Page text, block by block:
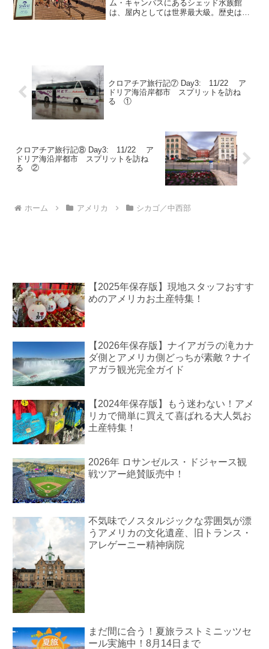
Astronomy Museum
ム・キャンパスにあるシェッド水族館
は、屋内としては世界最大級。歴史は古
クロアチア旅行記⑦ Day3: 11/22 ア
ドリア海沿岸都市 スプリットを訪ね
る ①
クロアチア旅行記⑧ Day3: 11/22 ア
ドリア海沿岸都市 スプリットを訪ね
る ②
ホーム アメリカ シカゴ／中西部
【2025年保存版】現地スタッフおすす
めのアメリカお土産特集！
【2026年保存版】ナイアガラの滝カナ
ダ側とアメリカ側どっちが素敵？ナイ
アガラ観光完全ガイド
【2024年保存版】もう迷わない！アメ
リカで簡単に買えて喜ばれる大人気お
土産特集！
2026年 ロサンゼルス・ドジャース観
戦ツアー絶賛販売中！
不気味でノスタルジックな雰囲気が漂
うアメリカの文化遺産、旧トランス・
アレゲーニー精神病院
まだ間に合う！夏旅ラストミニッツセ
ール実施中！8月14日まで